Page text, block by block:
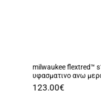
milwaukee flextred™
υφασματινο ανω
123.00€